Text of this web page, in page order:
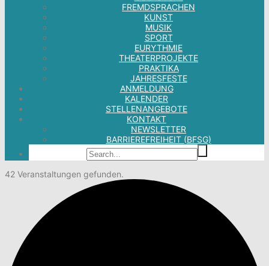
FREMDSPRACHEN
KUNST
MUSIK
SPORT
EURYTHMIE
THEATERPROJEKTE
PRAKTIKA
JAHRESFESTE
ANMELDUNG
KALENDER
STELLENANGEBOTE
KONTAKT
NEWSLETTER
BARRIEREFREIHEIT (BFSG)
42 Veranstaltungen gefunden.